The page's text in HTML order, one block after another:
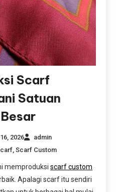
Scarf
Satuan
2026
admin
,Scarf Custom
memproduksiscarf custom
Apalagi scarf itu sendiri